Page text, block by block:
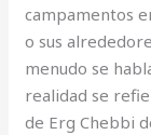
campamentos
o sus
menudo se
realidad se
de Erg Chebbi